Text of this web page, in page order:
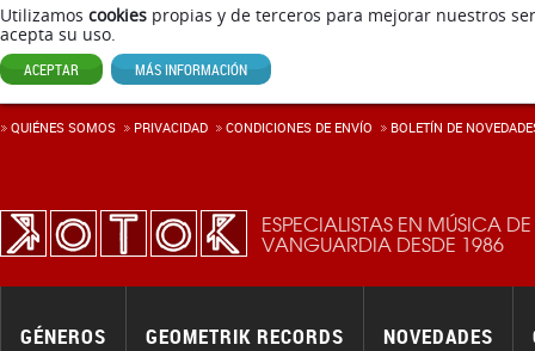
Utilizamos cookies propias y de terceros para mejorar nuestros
acepta su uso.
ACEPTAR MÁS INFORMACIÓN
ESPECIALISTAS EN MÚSICA DE
VANGUARDIA DESDE 1986
GÉNEROS GEOMETRIK RECORDS NOVEDADES
QUIÉNES SOMOS PRIVACIDAD CONDICIONES DE ENVÍ­O BOLETÍN DE